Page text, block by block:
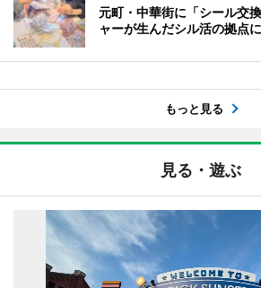
元町・中華街に「シール交
ャーが生んだシル活の拠点に
もっと見る
見る・遊ぶ